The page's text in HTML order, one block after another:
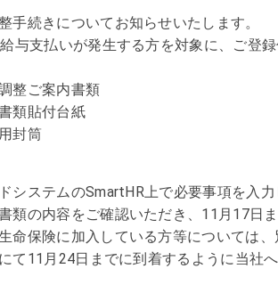
手続きについてお知らせいたします。
与支払いが発生する方を対象に、ご登
整ご案内書類
類貼付台紙
封筒
システムのSmartHR上で必要事項を入
類の内容をご確認いただき、11月17日
命保険に加入している方等については
て11月24日までに到着するように当社へ